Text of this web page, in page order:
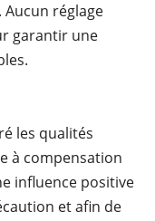
Aucun réglage
garantir une
les qualités
à compensation
influence positive
et afin de